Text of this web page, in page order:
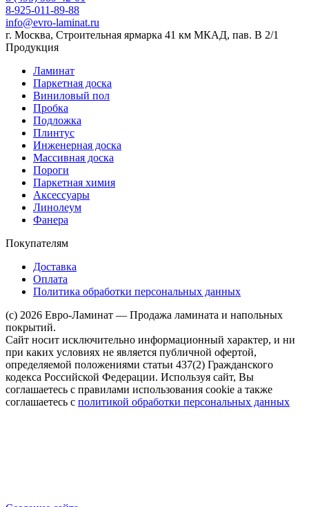
8-925-011-89-88
info@evro-laminat.ru
г. Москва, Строительная ярмарка 41 км МКАД, пав. В 2/1
Продукция
Ламинат
Паркетная доска
Виниловый пол
Пробка
Подложка
Плинтус
Инженерная доска
Массивная доска
Пороги
Паркетная химия
Аксессуары
Линолеум
Фанера
Покупателям
Доставка
Оплата
Политика обработки персональных данных
(c) 2026 Евро-Ламинат — Продажа ламината и напольных
покрытий.
Сайт носит исключительно информационный характер, и ни
при каких условиях не является публичной офертой,
определяемой положениями статьи 437(2) Гражданского
кодекса Российской Федерации. Используя сайт, Вы
соглашаетесь с правилами использования cookie а также
соглашаетесь с политикой обработки персональных данных